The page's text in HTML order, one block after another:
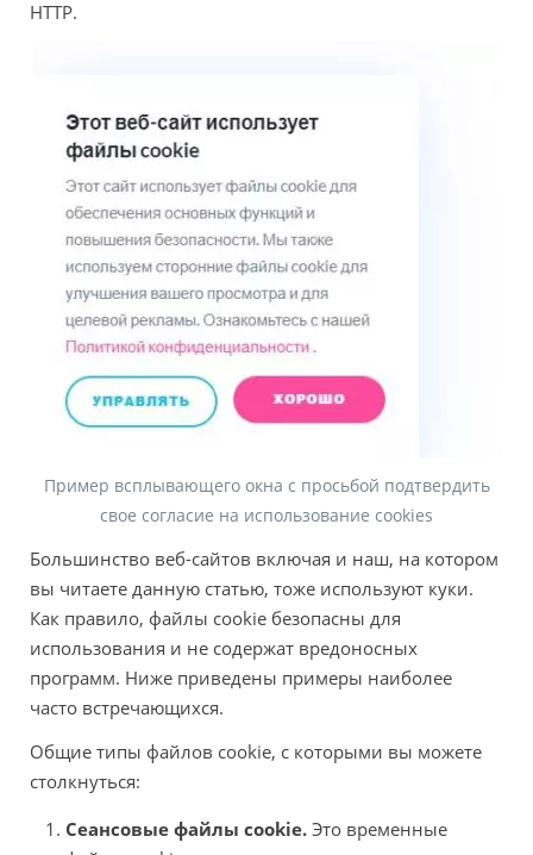
HTTP.
Пример всплывающего окна с просьбой подтвердить
свое согласие на использование cookies
Большинство веб-сайтов включая и наш, на котором
вы читаете данную статью, тоже используют куки.
Как правило, файлы cookie безопасны для
использования и не содержат вредоносных
программ. Ниже приведены примеры наиболее
часто встречающихся.
Общие типы файлов cookie, с которыми вы можете
столкнуться:
Сеансовые файлы cookie. Это временные